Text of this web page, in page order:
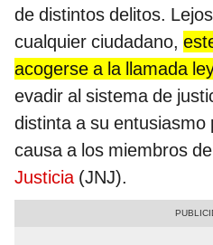
de distintos delitos.
cualquier ciudadano,
acogerse a la llamada
evadir al sistema de
distinta a su entusiasmo
causa a los miembros
Justicia(JNJ).